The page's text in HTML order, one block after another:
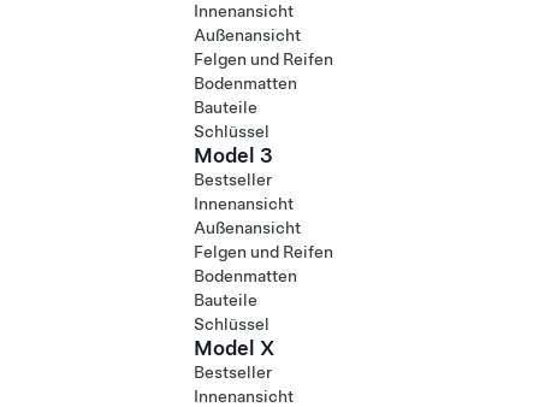
Innenansicht
Außenansicht
Felgen und Reifen
Bodenmatten
Bauteile
Schlüssel
Model 3
Bestseller
Innenansicht
Außenansicht
Felgen und Reifen
Bodenmatten
Bauteile
Schlüssel
Model X
Bestseller
Innenansicht